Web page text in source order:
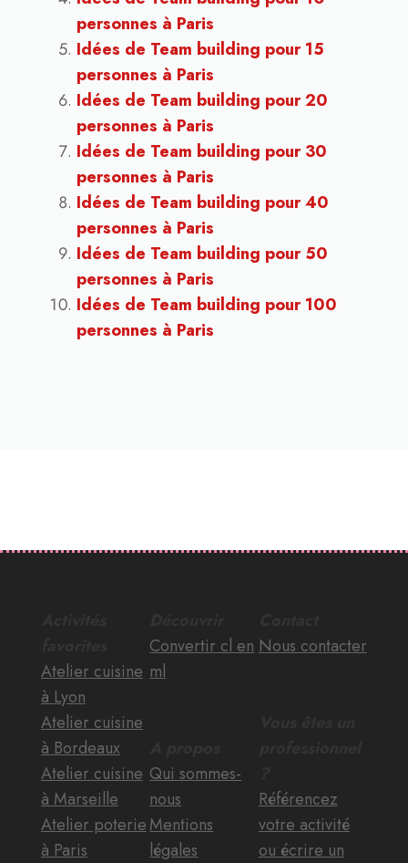
personnes à Paris
Idées de Team building pour 15
personnes à Paris
Idées de Team building pour 20
personnes à Paris
Idées de Team building pour 30
personnes à Paris
Idées de Team building pour 40
personnes à Paris
Idées de Team building pour 50
personnes à Paris
Idées de Team building pour 100
personnes à Paris
Atelier cuisine
à Lyon
Atelier cuisine
à Bordeaux
Atelier cuisine
à Marseille
Atelier poterie
à Paris
Convertir cl en
ml
Qui sommes-
nous
Mentions
légales
Nous contacter
Référencez
votre activité
ou écrire un